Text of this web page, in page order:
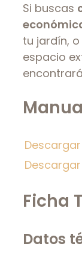
Si buscas
tu jardín,
espacio
Ficha
Datos